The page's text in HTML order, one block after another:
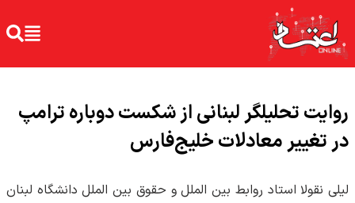
روایت تحلیلگر لبنانی از شکست دوباره ترامپ
در تغییر معادلات خلیج‌فارس
لیلی نقولا استاد روابط بین الملل و حقوق بین الملل دانشگاه لبنان